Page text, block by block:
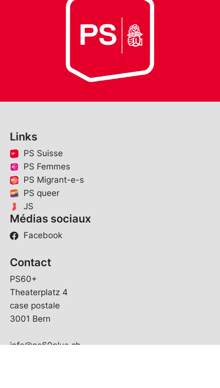
Links
PS Suisse
PS Femmes
PS Migrant-e-s
PS queer
JS
Médias sociaux
Facebook
Contact
PS60+
Theaterplatz 4
case postale
3001 Bern
info@ps60plus.ch